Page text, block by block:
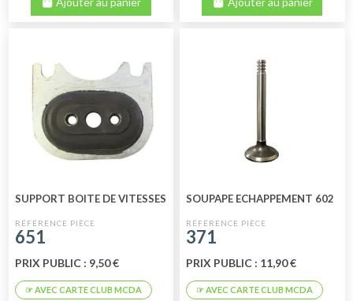
SUPPORT BOITE DE VITESSES
651
PRIX PUBLIC : 9,50 €
SOUPAPE ECHAPPEMENT 602
371
PRIX PUBLIC : 11,90 €